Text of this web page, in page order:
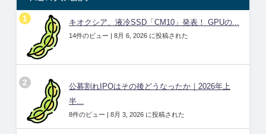
キオクシア、液冷SSD「CM10」発表！ GPUの...
14件のビュー | 8月 6, 2026 に投稿された
公募割れIPOはその後どうなったか｜2026年上
半...
8件のビュー | 8月 3, 2026 に投稿された